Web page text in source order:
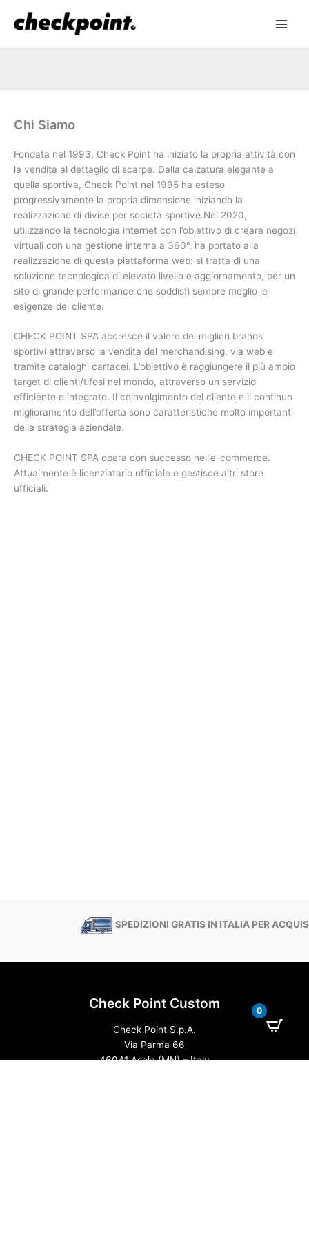
Chi Siamo
Fondata nel 1993, Check Point ha iniziato la propria attività con
la vendita al dettaglio di scarpe. Dalla calzatura elegante a
quella sportiva, Check Point nel 1995 ha esteso
progressivamente la propria dimensione iniziando la
realizzazione di divise per società sportive.Nel 2020,
utilizzando la tecnologia internet con l’obiettivo di creare negozi
virtuali con una gestione interna a 360°, ha portato alla
realizzazione di questa piattaforma web: si tratta di una
soluzione tecnologica di elevato livello e aggiornamento, per un
sito di grande performance che soddisfi sempre meglio le
esigenze del cliente.
CHECK POINT SPA accresce il valore dei migliori brands
sportivi attraverso la vendita del merchandising, via web e
tramite cataloghi cartacei. L’obiettivo è raggiungere il più ampio
target di clienti/tifosi nel mondo, attraverso un servizio
efficiente e integrato. Il coinvolgimento del cliente e il continuo
miglioramento dell’offerta sono caratteristiche molto importanti
della strategia aziendale.
CHECK POINT SPA opera con successo nell’e-commerce.
Attualmente è licenziatario ufficiale e gestisce altri store
ufficiali.
SPEDIZIONI GRATIS IN ITALIA PER
Check Point Custom
Check Point S.p.A.
Via Parma 66
46041 Asola (MN) – Italy
0